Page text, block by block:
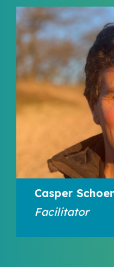
Casper
Facilitator